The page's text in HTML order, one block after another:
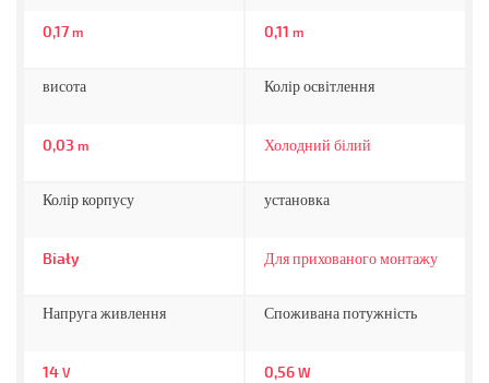
0,17 m 0,11 m
висота
0,03 m
Колір освітлення
Холодний білий
Колір корпусу
Biały
установка
Для прихованого монтажу
Напруга живлення
14 V
Споживана потужність
0,56 W